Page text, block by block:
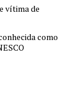
vítima de
como